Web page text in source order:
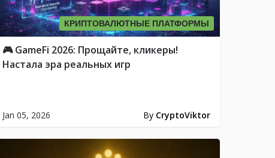
КРИПТОВАЛЮТНЫЕ ПЛАТФОРМЫ
Jan 05, 2026 By CryptoViktor
🎮 GameFi 2026: Прощайте, кликеры!
Настала эра реальных игр